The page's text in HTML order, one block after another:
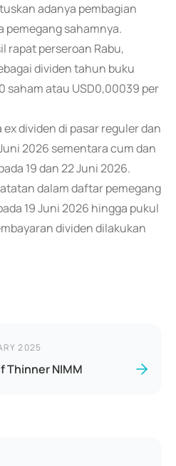
adanya pembagian
pemegang sahamnya.
rapat perseroan Rabu,
dividen tahun buku
saham atau USD0,00039 per
dividen di pasar reguler dan
2026 sementara cum dan
19 dan 22 Juni 2026.
dalam daftar pemegang
19 Juni 2026 hingga pukul
dividen dilakukan
2025
Thinner NIMM